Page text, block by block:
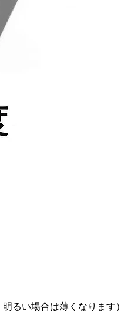
るい場合は薄くなります）